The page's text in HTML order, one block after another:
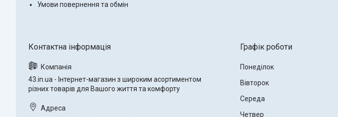
Умови повернення та обмін
43.in.ua - Інтернет-магазин з широким асортиментом
різних товарів для Вашого життя та комфорту
Графік роботи
Понеділок
Вівторок
Середа
Четвер